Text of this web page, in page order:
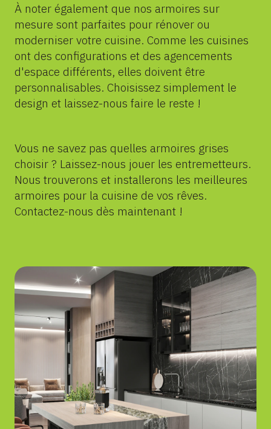
À noter également que nos armoires sur
mesure sont parfaites pour rénover ou
moderniser votre cuisine. Comme les cuisines
ont des configurations et des agencements
d'espace différents, elles doivent être
personnalisables. Choisissez simplement le
design et laissez-nous faire le reste !
Vous ne savez pas quelles armoires grises
choisir ? Laissez-nous jouer les entremetteurs.
Nous trouverons et installerons les meilleures
armoires pour la cuisine de vos rêves.
Contactez-nous dès maintenant !